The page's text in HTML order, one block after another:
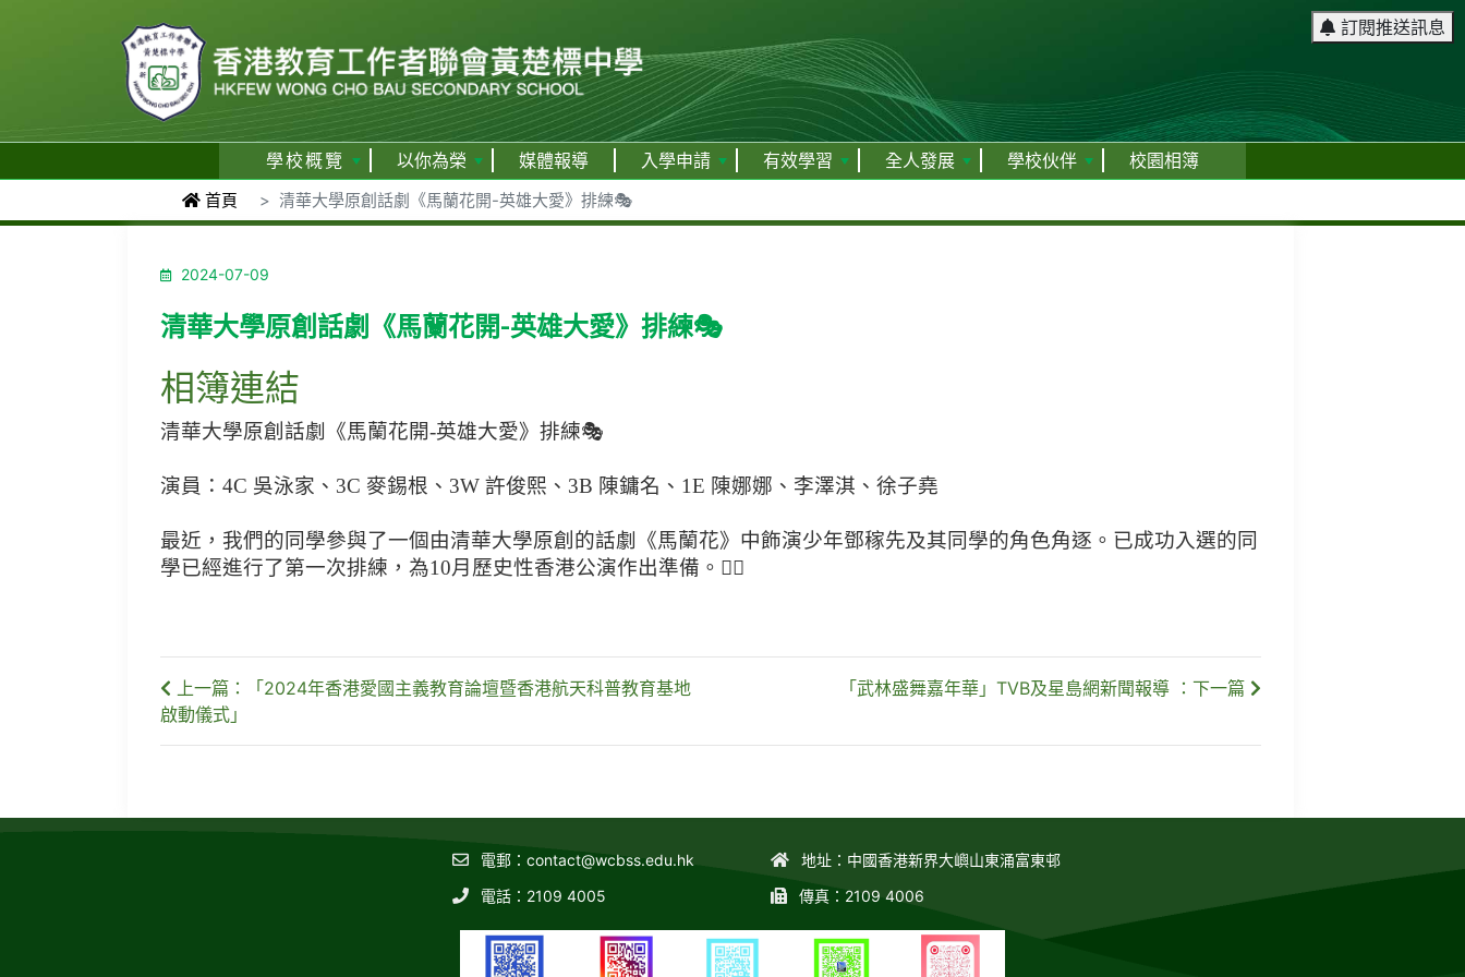
訂閱推送訊息
學校概覽 以你為榮 媒體報導 入學申請 有效學習 全人發展 學校伙伴 校園相簿
首頁 清華大學原創話劇《馬蘭花開-英雄大愛》排練🎭
2024-07-09
清華大學原創話劇《馬蘭花開-英雄大愛》排練🎭
相簿連結
清華大學原創話劇《馬蘭花開-英雄大愛》排練🎭
演員：4C 吳泳家、3C 麥錫根、3W 許俊熙、3B 陳鏞名、1E 陳娜娜、李澤淇、徐子堯
最近，我們的同學參與了一個由清華大學原創的話劇《馬蘭花》中飾演少年鄧稼先及其同學的角色角逐。已成功入選的同
學已經進行了第一次排練，為10月歷史性香港公演作出準備。✌🏻
上一篇：「2024年香港愛國主義教育論壇暨香港航天科普教育基地
啟動儀式」
「武林盛舞嘉年華」TVB及星島網新聞報導 ：下一篇
電郵： contact@wcbss.edu.hk
電話：2109 4005
地址：中國香港新界大嶼山東涌富東邨
傳真：2109 4006